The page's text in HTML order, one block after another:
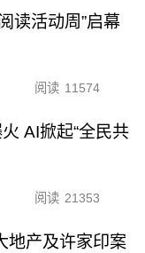
读活动周”启幕
阅读 11574
AI掀起“全民共
阅读 21353
地产及许家印案